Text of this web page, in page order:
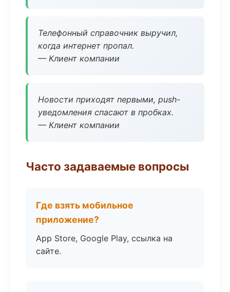
Телефонный справочник выручил,
когда интернет пропал.
— Клиент компании
Новости приходят первыми, push-
уведомления спасают в пробках.
— Клиент компании
Часто задаваемые вопросы
Где взять мобильное
приложение?
App Store, Google Play, ссылка на
сайте.